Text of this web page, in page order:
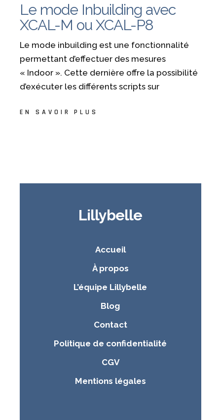
Le mode Inbuilding avec
XCAL-M ou XCAL-P8
Le mode inbuilding est une fonctionnalité
permettant d’effectuer des mesures
« Indoor ». Cette dernière offre la possibilité
d’exécuter les différents scripts sur
EN SAVOIR PLUS
Lillybelle
Accueil
À propos
L’équipe Lillybelle
Blog
Contact
Politique de confidentialité
CGV
Mentions légales